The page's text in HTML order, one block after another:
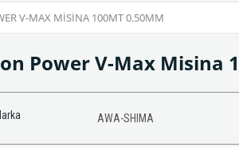
V-MAX MISINA 100MT 0.50MM
Power V-Max Misina
AWA-SHIMA